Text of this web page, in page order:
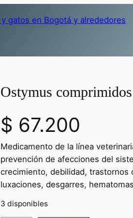
Ostymus comprimidos
$ 67.200
Medicamento de la línea
prevención de afecciones del
crecimiento, debilidad, trastornos
luxaciones, desgarres, hematomas
3 disponibles